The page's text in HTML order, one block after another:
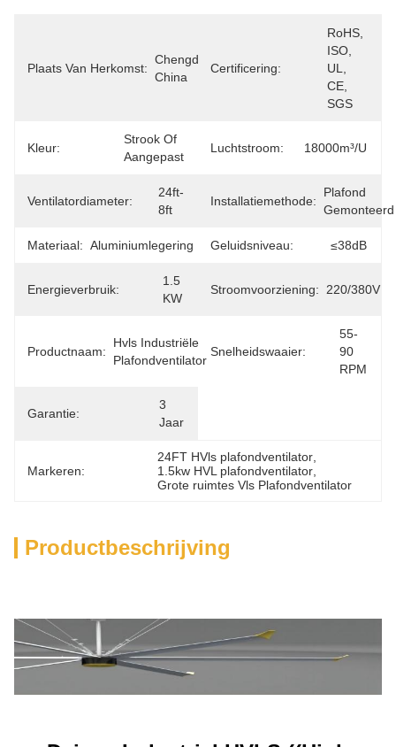
Plaats Van Herkomst:
Chengdu,
China
Certificering:
RoHS,
ISO,
UL,
CE,
SGS
Kleur:
Strook Of
Aangepast
Luchtstroom: 18000m³/u
Ventilatordiameter:
24ft-
8ft
Installatiemethode:
Plafond
Gemonteerd
Materiaal: Aluminiumlegering Geluidsniveau: ≤38dB
Energieverbruik:
1.5
KW
Stroomvoorziening: 220/380V
Productnaam:
Hvls Industriële
Plafondventilator
Snelheidswaaier:
55-
90
RPM
Garantie:
3
Jaar
Markeren:
24FT HVls plafondventilator
1.5kw HVL plafondventilator
Grote ruimtes Vls Plafondventilator
Productbeschrijving